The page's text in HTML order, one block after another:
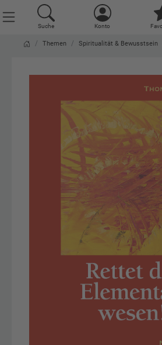
Suche Konto
Themen Spiritualität & Bewusstsein